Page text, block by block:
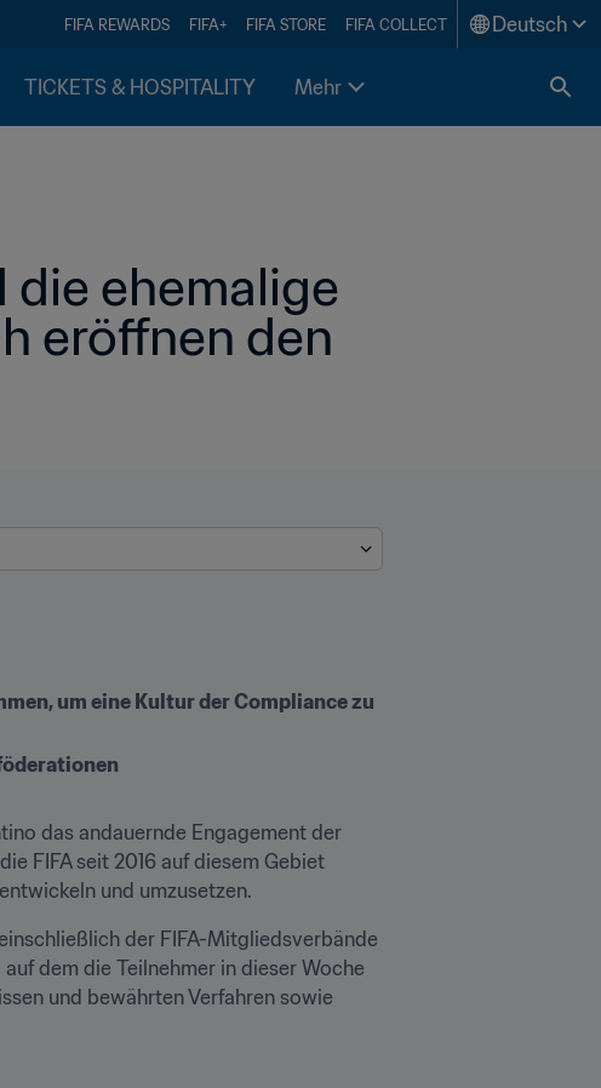
FIFA REWARDS FIFA+ FIFA STORE FIFA COLLECT Deutsch
TICKETS & HOSPITALITY Mehr
die ehemalige
eröffnen den
um eine Kultur der Compliance zu
das andauernde Engagement der
FIFA seit 2016 auf diesem Gebiet
und umzusetzen.
der FIFA-Mitgliedsverbände
dem die Teilnehmer in dieser Woche
und bewährten Verfahren sowie